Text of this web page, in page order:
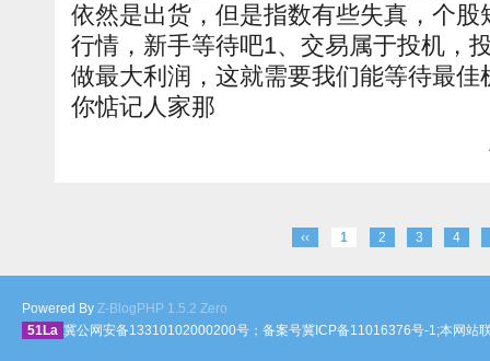
依然是出货，但是指数有些失真，个
行情，新手等待吧1、交易属于投机，
做最大利润，这就需要我们能等待最
你惦记人家那
‹‹ 1 2 3 4
Powered By Z-BlogPHP 1.5.2 Zero
51La 冀公网安备13310102000200号；备案号冀ICP备11016376号-1;本网站